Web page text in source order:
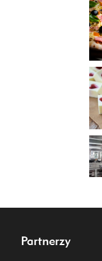
Partnerzy